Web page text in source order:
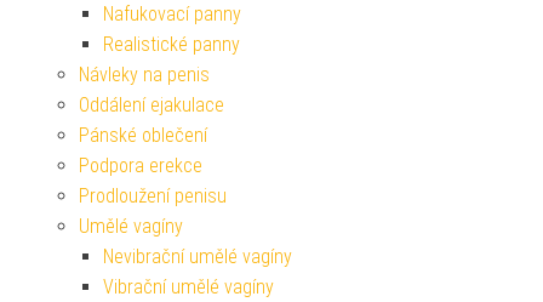
Nafukovací panny
Realistické panny
Návleky na penis
Oddálení ejakulace
Pánské oblečení
Podpora erekce
Prodloužení penisu
Umělé vagíny
Nevibrační umělé vagíny
Vibrační umělé vagíny